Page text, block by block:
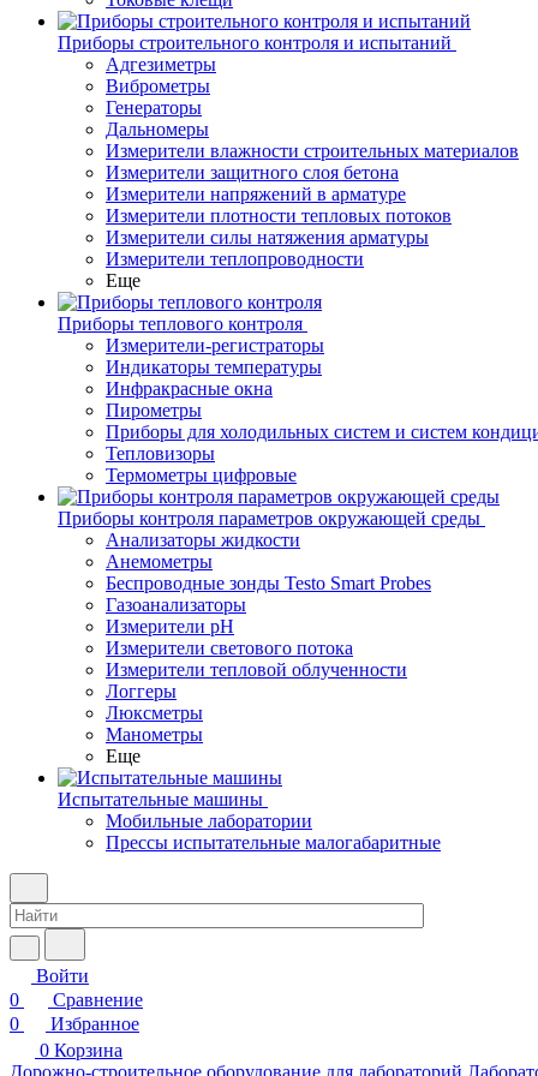
Приборы строительного контроля и испытаний
Адгезиметры
Виброметры
Генераторы
Дальномеры
Измерители влажности строительных материалов
Измерители защитного слоя бетона
Измерители напряжений в арматуре
Измерители плотности тепловых потоков
Измерители силы натяжения арматуры
Измерители теплопроводности
Еще
Приборы теплового контроля
Измерители-регистраторы
Индикаторы температуры
Инфракрасные окна
Пирометры
Приборы для холодильных систем и систем
Тепловизоры
Термометры цифровые
Приборы контроля параметров окружающей среды
Анализаторы жидкости
Анемометры
Беспроводные зонды Testo Smart Probes
Газоанализаторы
Измерители pH
Измерители светового потока
Измерители тепловой облученности
Логгеры
Люксметры
Манометры
Еще
Испытательные машины
Мобильные лаборатории
Прессы испытательные малогабаритные
Войти
0
Сравнение
0
Избранное
0 Корзина
Дорожно-строительное оборудование для лабораторий